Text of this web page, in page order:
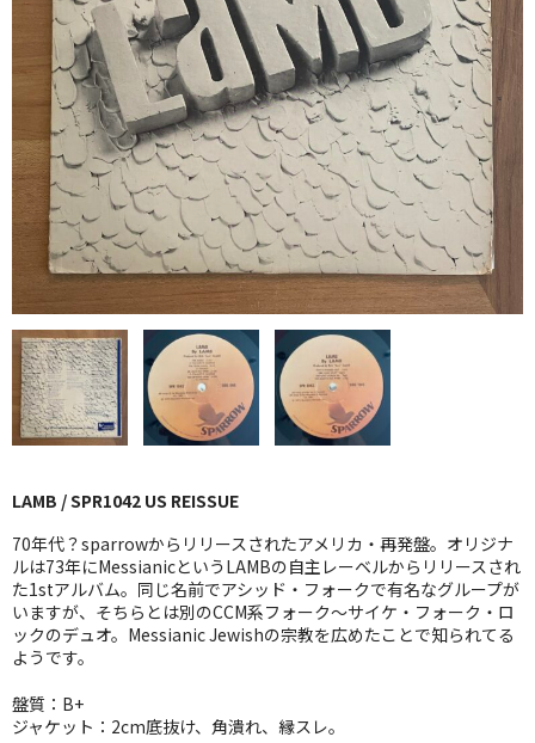
Categories
New Arrivals
新譜
GG RECORD （当店のレーベル）
全商品
JAZZ-US
BLUE NOTE
JAZZ-EU
JAZZ-JP
J-POP
ROCK
FOLK,SSW
WORLD
その他
LAMB / SPR1042 US REISSUE
70年代？sparrowからリリースされたアメリカ・再発盤。オリジナ
ルは73年にMessianicというLAMBの自主レーベルからリリースされ
た1stアルバム。同じ名前でアシッド・フォークで有名なグループが
いますが、そちらとは別のCCM系フォーク〜サイケ・フォーク・ロ
ックのデュオ。Messianic Jewishの宗教を広めたことで知られてる
ようです。
盤質：B+
ジャケット：2cm底抜け、角潰れ、縁スレ。